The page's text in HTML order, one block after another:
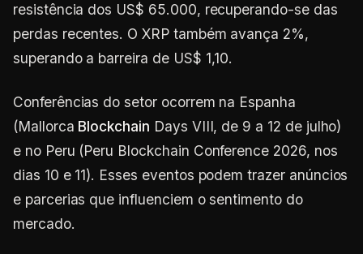
resistência dos US$ 65.000, recuperando-se das
perdas recentes. O XRP também avança 2%,
superando a barreira de US$ 1,10.
Conferências do setor ocorrem na Espanha
(Mallorca Blockchain Days VIII, de 9 a 12 de julho)
e no Peru (Peru Blockchain Conference 2026, nos
dias 10 e 11). Esses eventos podem trazer anúncios
e parcerias que influenciem o sentimento do
mercado.